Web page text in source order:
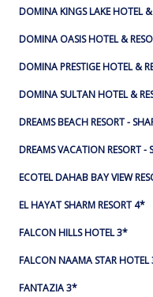
DOMINA KINGS LAKE HOTEL
DOMINA OASIS HOTEL &
DOMINA PRESTIGE HOTEL &
DOMINA SULTAN HOTEL &
DREAMS BEACH RESORT -
DREAMS VACATION RESORT -
ECOTEL DAHAB BAY VIEW
EL HAYAT SHARM RESORT 4*
FALCON HILLS HOTEL 3*
FALCON NAAMA STAR
FANTAZIA 3*